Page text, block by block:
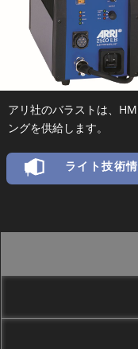
アリ社のバラストは、
ングを供給します。
ライト技術